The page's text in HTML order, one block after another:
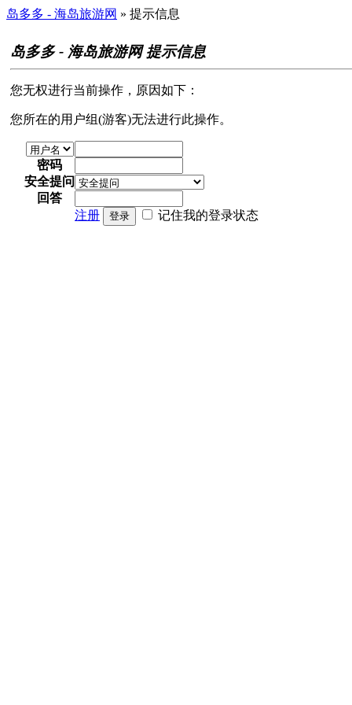
岛多多 - 海岛旅游网 » 提示信息
岛多多 - 海岛旅游网 提示信息
您无权进行当前操作，原因如下：
您所在的用户组(游客)无法进行此操作。
密码
安全提问
回答
注册
登录 记住我的登录状态